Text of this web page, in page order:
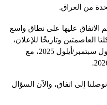
من العراق.
الاتفاق عليها على نطاق واسع
العاصمتين وتاريخًا للإعلان،
ستشهد مغادرة مئات القوات بحلول سبتمبر/أيلول 2025، مع
إلى اتفاق، والآن السؤال